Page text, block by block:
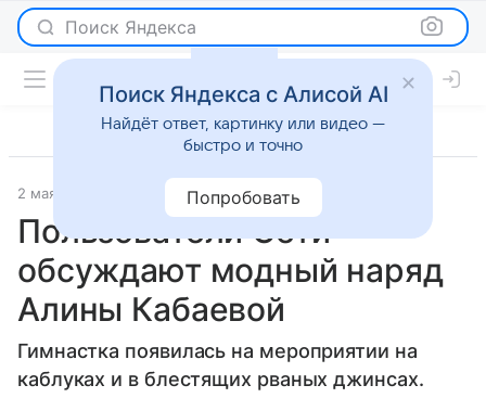
Поиск Яндекса
2 мая 2017 Светская жизнь
Пользователи Сети
обсуждают модный наряд
Алины Кабаевой
Гимнастка появилась на мероприятии на
каблуках и в блестящих рваных джинсах.
Поиск Яндекса с Алисой AI
Найдёт ответ, картинку или видео —
быстро и точно
Попробовать